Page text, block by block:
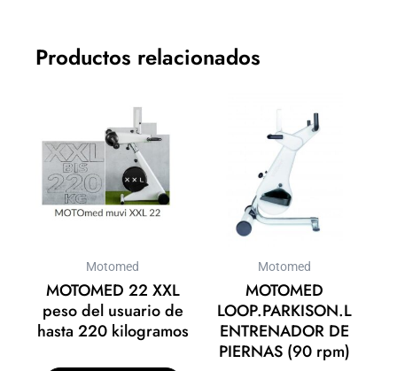
Productos relacionados
Motomed
MOTOMED 22 XXL
peso del usuario de
hasta 220 kilogramos
Motomed
MOTOMED
LOOP.PARKISON.L
ENTRENADOR DE
PIERNAS (90 rpm)